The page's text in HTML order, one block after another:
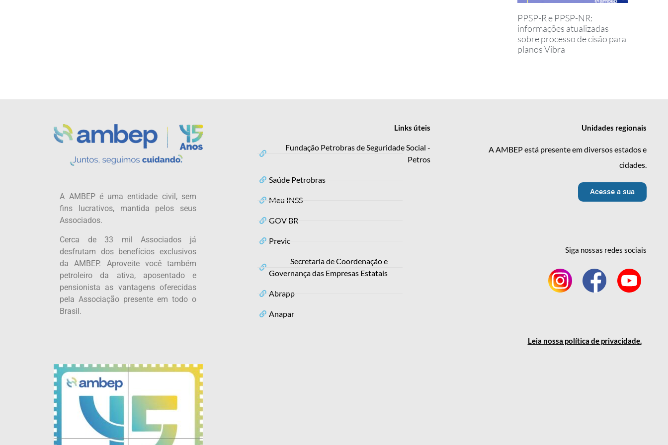
PPSP-R e PPSP-NR:
informações atualizadas
sobre processo de cisão para
planos Vibra
A AMBEP é uma entidade civil, sem
fins lucrativos, mantida pelos seus
Associados.
Cerca de 33 mil Associados já
desfrutam dos benefícios exclusivos
da AMBEP. Aproveite você também
petroleiro da ativa, aposentado e
pensionista as vantagens oferecidas
pela Associação presente em todo o
Brasil.
Links úteis
Fundação Petrobras de Seguridade Social -
Petros
Saúde Petrobras
Meu INSS
GOV BR
Previc
Secretaria de Coordenação e
Governança das Empresas Estatais
Abrapp
Anapar
Unidades regionais
A AMBEP está presente em diversos estados e
cidades.
Acesse a sua
Siga nossas redes sociais
Leia nossa política de privacidade.